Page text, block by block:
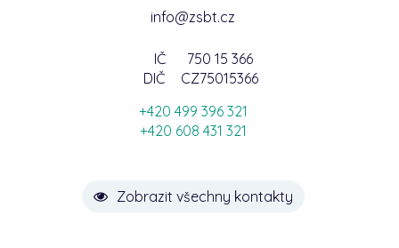
info@zsbt.cz
IČ
750 15 366
DIČ
CZ75015366
+420 499 396 321
+420 608 431 321
Zobrazit všechny kontakty